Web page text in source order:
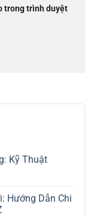
trong trình duyệt
Kỹ Thuật
Hướng Dẫn Chi